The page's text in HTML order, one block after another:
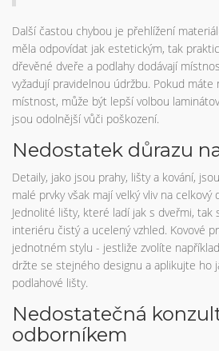
Další častou chybou je přehlížení
měla odpovídat jak estetickým, tak
dřevěné dveře a podlahy dodávají
vyžadují pravidelnou údržbu. Pokud
místnost, může být lepší volbou
jsou odolnější vůči poškození.
Nedostatek důrazu
Detaily, jako jsou prahy, lišty a kování,
malé prvky však mají velký vliv na
Jednolité lišty, které ladí jak s dveřmi, tak
interiéru čistý a ucelený vzhled. Kovové
jednotném stylu - jestliže zvolíte
držte se stejného designu a aplikujte ho
podlahové lišty.
Nedostatečná
odborníkem